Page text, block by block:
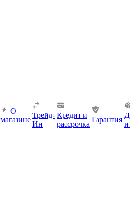
О
магазине
Трейд-
Ин
Кредит и
рассрочка
Гарантия
и